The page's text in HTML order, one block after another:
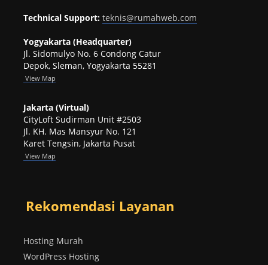
Technical Support: teknis@rumahweb.com
Yogyakarta (Headquarter)
Jl. Sidomulyo No. 6 Condong Catur
Depok, Sleman, Yogyakarta 55281
View Map
Jakarta (Virtual)
CityLoft Sudirman Unit #2503
Jl. KH. Mas Mansyur No. 121
Karet Tengsin, Jakarta Pusat
View Map
Rekomendasi Layanan
Hosting Murah
WordPress Hosting